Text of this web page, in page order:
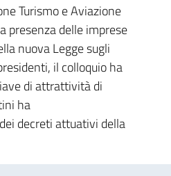
Turismo e Aviazione
presenza delle imprese
nuova Legge sugli
il colloquio ha
di attrattività di
ha
decreti attuativi della